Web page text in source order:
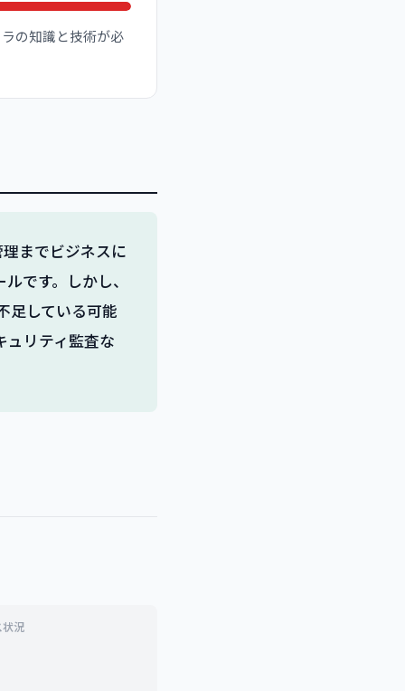
の知識と技術が必
までビジネスに
です。しかし、
足している可能
ュリティ監査な
状況